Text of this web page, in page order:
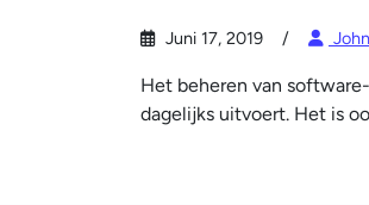
Juni 17, 2019
Het beheren van
dagelijks uitvoert. Het is